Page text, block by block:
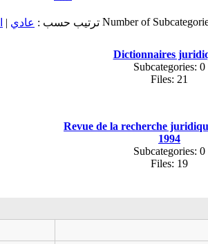
Number of ترتيب حسب : عادي |
Dictionnaires
Subcategories: 0
Files: 21
Revue de la recherche
1994
Subcategories: 0
Files: 19